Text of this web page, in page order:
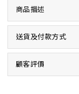
商品描述
送貨及付款方式
顧客評價